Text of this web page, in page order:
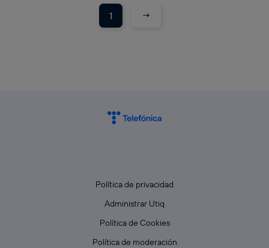
1 →
Política de privacidad
Administrar Utiq
Política de Cookies
Política de moderación